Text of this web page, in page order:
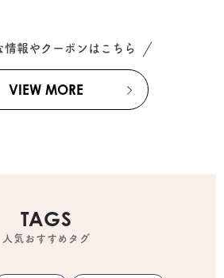
情報やクーポンはこちら
VIEW MORE
TAGS
人気おすすめタグ